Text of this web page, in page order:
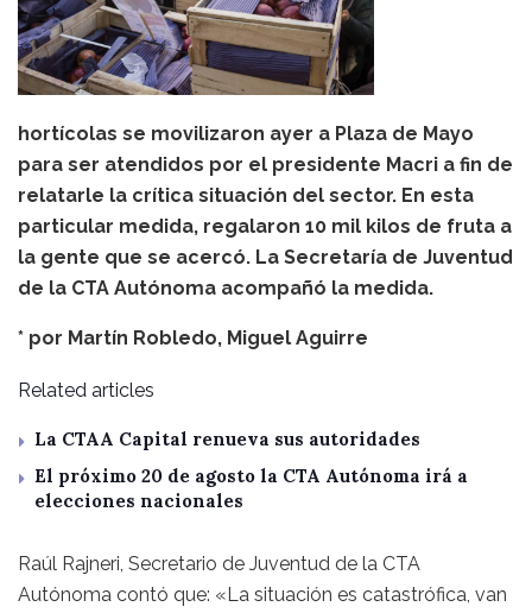
hortícolas se movilizaron ayer a Plaza de Mayo
para ser atendidos por el presidente Macri a fin de
relatarle la crítica situación del sector. En esta
particular medida, regalaron 10 mil kilos de fruta a
la gente que se acercó. La Secretaría de Juventud
de la CTA Autónoma acompañó la medida.
* por Martín Robledo, Miguel Aguirre
Related articles
La CTAA Capital renueva sus autoridades
El próximo 20 de agosto la CTA Autónoma irá a
elecciones nacionales
Raúl Rajneri, Secretario de Juventud de la CTA
Autónoma contó que: «La situación es catastrófica, van